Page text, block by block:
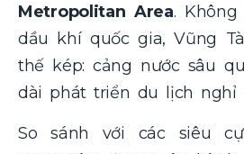
Metropolitan Area.
dầu khí quốc gia, Vũng
thế kép: cảng nước sâu
dài phát triển du lịch nghỉ
So sánh với các siêu